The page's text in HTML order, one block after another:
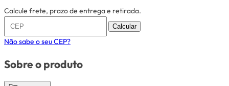
Calcule frete, prazo de entrega e retirada.
Calcular
Não sabe o seu CEP?
Sobre o produto